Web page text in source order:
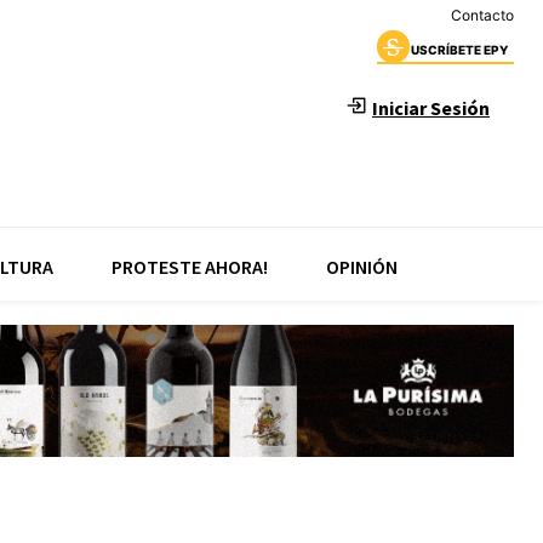
Contacto
USCRÍBETE EPY
Iniciar Sesión
PROTESTE AHORA! OPINIÓN